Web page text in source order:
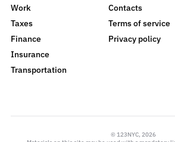
Work
Taxes
Finance
Insurance
Transportation
Contacts
Terms of service
Privacy policy
© 123NYC, 2026